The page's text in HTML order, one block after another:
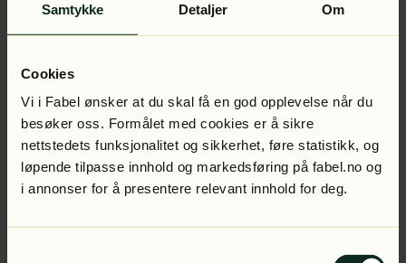
Samtykke Detaljer Om
Cookies
Vi i Fabel ønsker at du skal få en god opplevelse når du
besøker oss. Formålet med cookies er å sikre
nettstedets funksjonalitet og sikkerhet, føre statistikk, og
løpende tilpasse innhold og markedsføring på fabel.no og
i annonser for å presentere relevant innhold for deg.